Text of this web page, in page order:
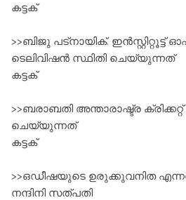
കട്ടക്‌
>>ബിജു പട്നായിക്‌. ഇൻസ്റ്റിറ്റൂട്ട്‌
ടെലിവിഷൻ സ്ഥിതി ചെയ്യുന്നത്
കട്ടക്‌
>>ബരാബതി അന്താരാഷ്ട്ര ക്രിക്കറ്റ്‌
ചെയ്യുന്നത്‌
കട്ടക്‌
>>ഒഡീഷയുടെ ഉരുക്കുവനിത
നന്ദിനി സത്പതി